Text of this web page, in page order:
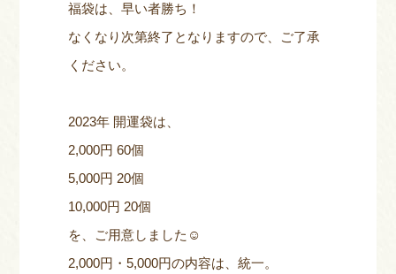
福袋は、早い者勝ち！
なくなり次第終了となりますので、ご了承
ください。
2023年 開運袋は、
2,000円 60個
5,000円 20個
10,000円 20個
を、ご用意しました☺
2,000円・5,000円の内容は、統一。